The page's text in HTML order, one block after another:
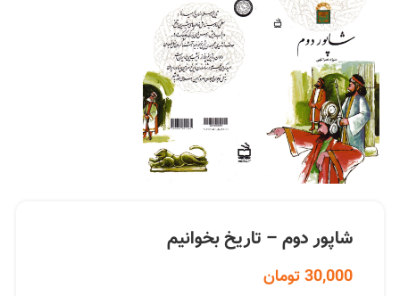
شاپور دوم – تاریخ بخوانیم
30,000تومان